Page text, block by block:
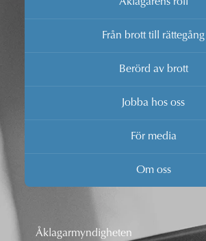
Från brott till rättegång
Berörd av brott
Jobba hos oss
För media
Om oss
Åklagarmyndigheten